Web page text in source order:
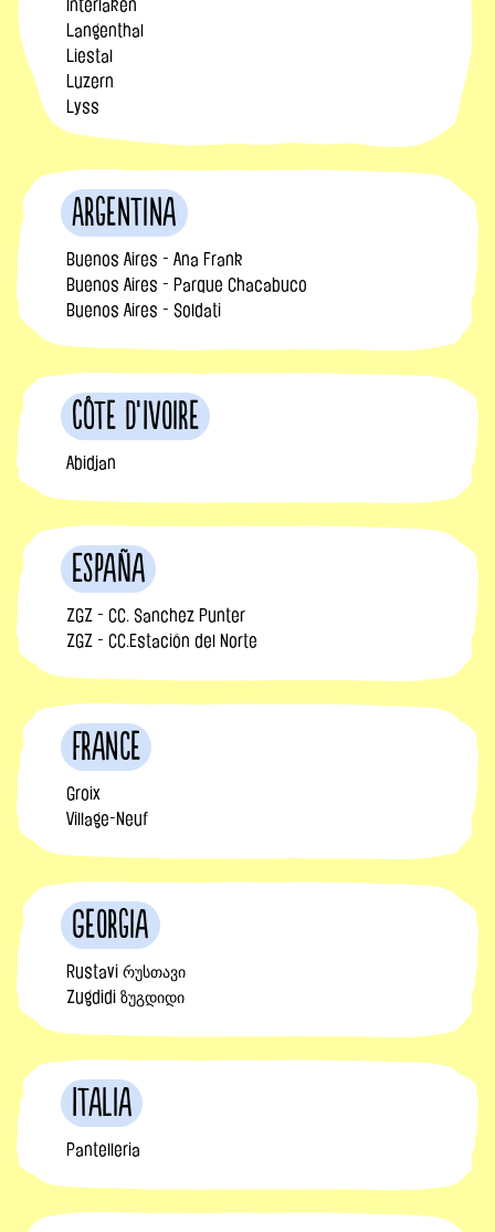
Interlaken
Langenthal
Liestal
Luzern
Lyss
Argentina
Buenos Aires - Ana Frank
Buenos Aires - Parque Chacabuco
Buenos Aires - Soldati
Côte d’Ivoire
Abidjan
España
ZGZ - CC. Sanchez Punter
ZGZ - CC.Estación del Norte
France
Groix
Village-Neuf
Georgia
Rustavi რუსთავი
Zugdidi ზუგდიდი
Italia
Pantelleria